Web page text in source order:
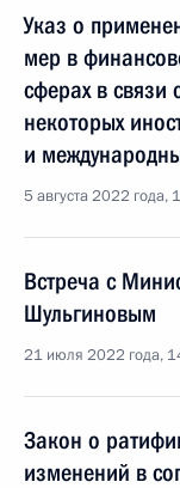
Указ о
мер в
сферах в связи
некоторых
и
5 августа 2022 года,
Встреча с
Шульгиновым
21 июля 2022 года,
Закон о
изменений в